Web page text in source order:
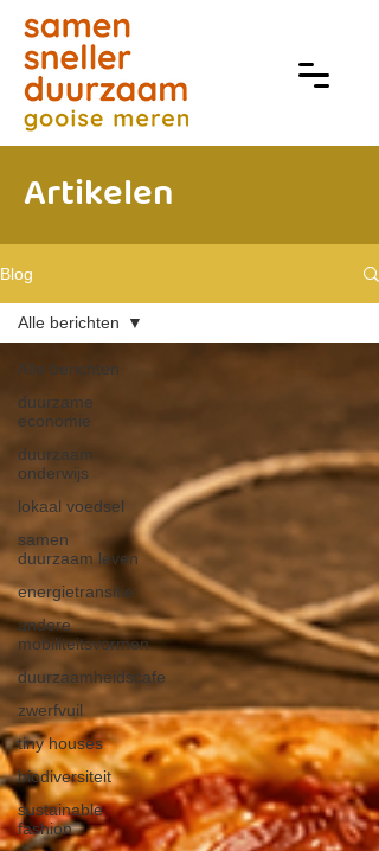
Artikelen
Blog
Alle berichten
duurzame
economie
duurzaam
onderwijs
lokaal voedsel
samen
duurzaam leven
energietransitie
andere
mobiliteitsvormen
duurzaamheidscafe
zwerfvuil
tiny houses
biodiversiteit
sustainable
fashion
Alle berichten